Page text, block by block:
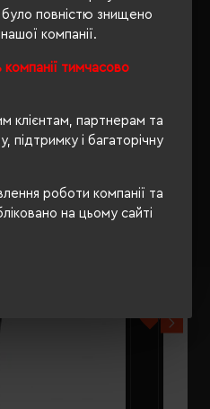
повністю знищено
компанії.
компанії тимчасово
клієнтам, партнерам та
підтримку і багаторічну
роботи компанії та
на цьому сайті